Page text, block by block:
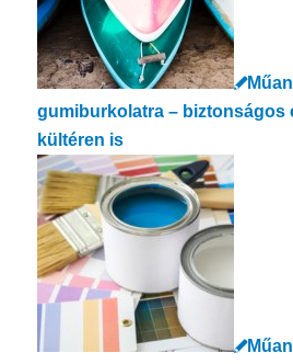
gumiburkolatra – biztonságos
kültéren is